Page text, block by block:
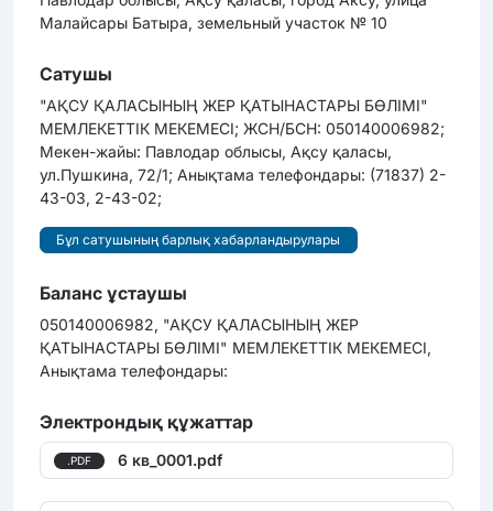
Малайсары Батыра, земельный участок № 10
Сатушы
"АҚСУ ҚАЛАСЫНЫҢ ЖЕР ҚАТЫНАСТАРЫ БӨЛІМІ"
МЕМЛЕКЕТТІК МЕКЕМЕСІ; ЖСН/БСН: 050140006982;
Мекен-жайы: Павлодар облысы, Ақсу қаласы,
ул.Пушкина, 72/1; Анықтама телефондары: (71837) 2-
43-03, 2-43-02;
Бұл сатушының барлық хабарландырулары
Баланс ұстаушы
050140006982, "АҚСУ ҚАЛАСЫНЫҢ ЖЕР
ҚАТЫНАСТАРЫ БӨЛІМІ" МЕМЛЕКЕТТІК МЕКЕМЕСІ,
Анықтама телефондары:
Электрондық құжаттар
.PDF 6 кв_0001.pdf